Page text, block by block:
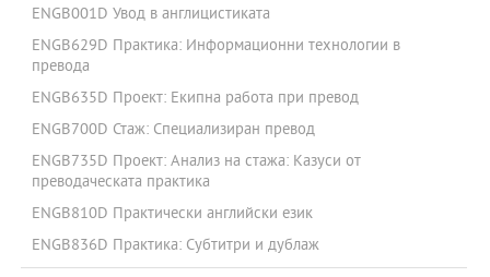
ENGB001D Увод в англицистиката
ENGB629D Практика: Информационни технологии в
превода
ENGB635D Проект: Екипна работа при превод
ENGB700D Стаж: Специализиран превод
ENGB735D Проект: Анализ на стажа: Казуси от
преводаческата практика
ENGB810D Практически английски език
ENGB836D Практика: Субтитри и дублаж